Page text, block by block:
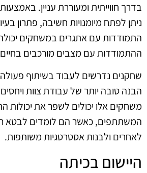
בדרך חווייתית ומעוררת עניין.
ניתן לפתח מיומנויות חשיבה, פתרון
התמודדות עם אתגרים במשחקים
ההתמודדות עם מצבים מורכבים
שחקנים נדרשים לעבוד בשיתוף
הבנה טובה יותר של עבודת צוות
משחקים אלו יכולים לשפר את יכולות
המשתתפים, כאשר הם לומדים לבטא
לאחרים ולבנות אסטרטגיות משותפות.
היישום בכיתה